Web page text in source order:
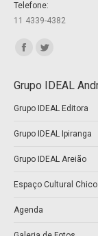
Telefone:
11 4339-4382
Encontre-nos em:
opens
in
opens
in
Grupo IDEAL
Grupo IDEAL Editora
Grupo IDEAL Ipiranga
Grupo IDEAL Areião
Espaço Cultural
Agenda